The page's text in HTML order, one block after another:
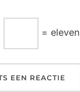
= eleven